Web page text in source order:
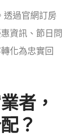
透過官網訂房
資訊、節日問
化為忠實回
者，
？